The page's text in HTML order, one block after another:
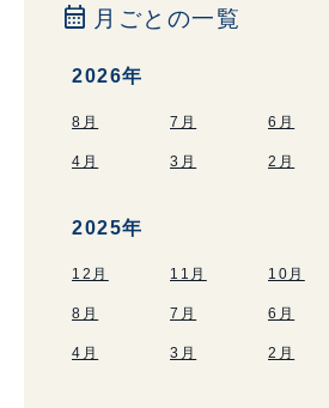
calendar_month 月ごとの一覧
2026年
8月 7月 6月
4月 3月 2月
2025年
12月 11月 10月
8月 7月 6月
4月 3月 2月